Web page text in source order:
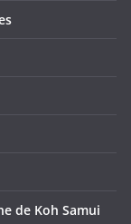
de Koh Samui